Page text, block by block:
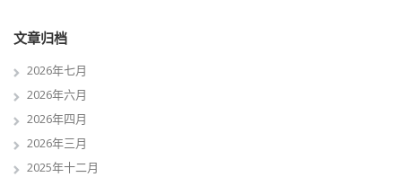
文章归档
2026年七月
2026年六月
2026年四月
2026年三月
2025年十二月